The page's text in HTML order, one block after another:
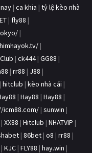
| ca khia | tỷ lệ kèo nhà
| fly88 |
|
|
| ck444| GG88 |
| rr88 | J88 |
| hitclub | kèo nhà cái |
| Hay88 | Hay88 |
icm88.com/ | sunwin |
| XX88 | Hitclub | NHATVIP |
| 86bet | o8 | rr88 |
| KJC | FLY88 | hay.win |